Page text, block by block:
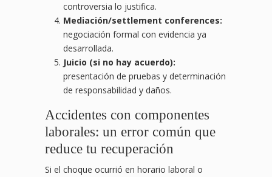
controversia lo justifica.
Mediación/settlement conferences:
negociación formal con evidencia ya
desarrollada.
Juicio (si no hay acuerdo):
presentación de pruebas y determinación
de responsabilidad y daños.
Accidentes con componentes
laborales: un error común que
reduce tu recuperación
Si el choque ocurrió en horario laboral o